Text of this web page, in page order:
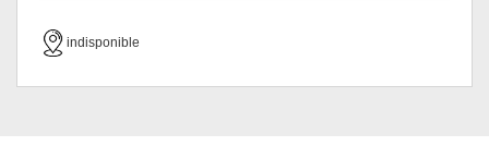
indisponible